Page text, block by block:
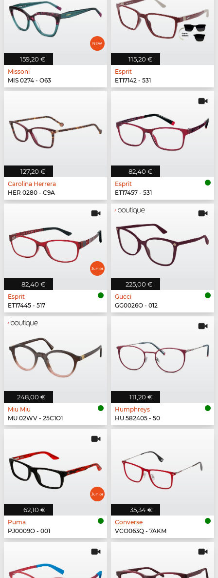
159,20 €
Missoni
MIS 0274 - O63
115,20 €
Esprit
ET17142 - 531
127,20 €
Carolina Herrera
HER 0280 - C9A
82,40 €
Esprit
ET17457 - 531
82,40 €
Esprit
ET17445 - 517
225,00 €
Gucci
GG0026O - 012
248,00 €
Miu Miu
MU 02WV - 25C1O1
111,20 €
Humphreys
HU 582405 - 50
62,10 €
Puma
PJ0009O - 001
35,34 €
Converse
VCO063Q - 7AKM